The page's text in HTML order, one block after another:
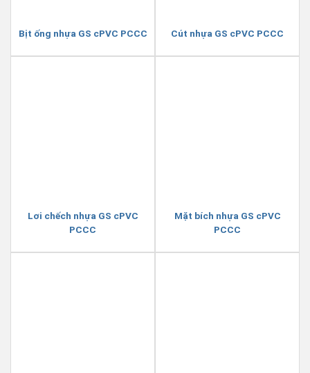
Bịt ống nhựa GS cPVC PCCC Cút nhựa GS cPVC PCCC
Lơi chếch nhựa GS cPVC
PCCC
Mặt bích nhựa GS cPVC
PCCC